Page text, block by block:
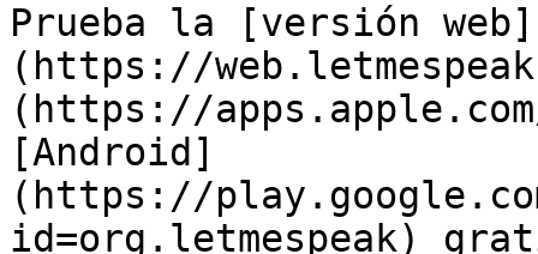
Prueba la [versión web]
(https://
(https://
[Android]
(https://
id=org.letmespeak)